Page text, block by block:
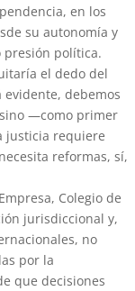
en los
su autonomía y
presión política.
el dedo del
debemos
—como primer
justicia requiere
reformas, sí,
Colegio de
jurisdiccional y,
no
por la
que decisiones